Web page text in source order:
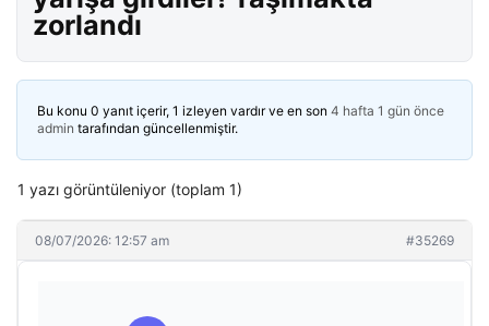
zorlandı
Bu konu 0 yanıt içerir, 1 izleyen vardır ve en son 4 hafta 1 gün önce
admin tarafından güncellenmiştir.
1 yazı görüntüleniyor (toplam 1)
08/07/2026: 12:57 am #35269